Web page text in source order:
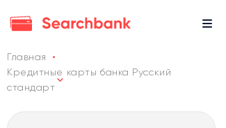
Главная
Кредитные карты банка Русский
стандарт